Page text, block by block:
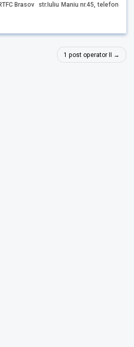
Brasov str.Iuliu Maniu nr.45, telefon
1 post operator II